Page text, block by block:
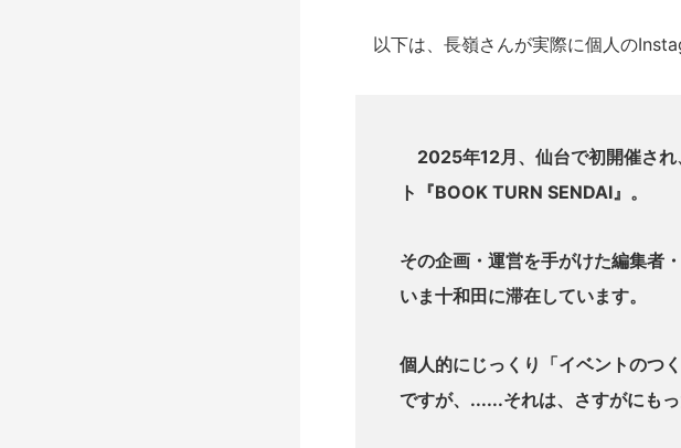
以下は、長嶺さんが実際に個人の
2025年12月、仙台で初開催さ
ト『BOOK TURN SENDAI』。
その企画・運営を手がけた編集者
いま十和田に滞在しています。
個人的にじっくり「イベントのつ
ですが、......それは、さすがにもっ